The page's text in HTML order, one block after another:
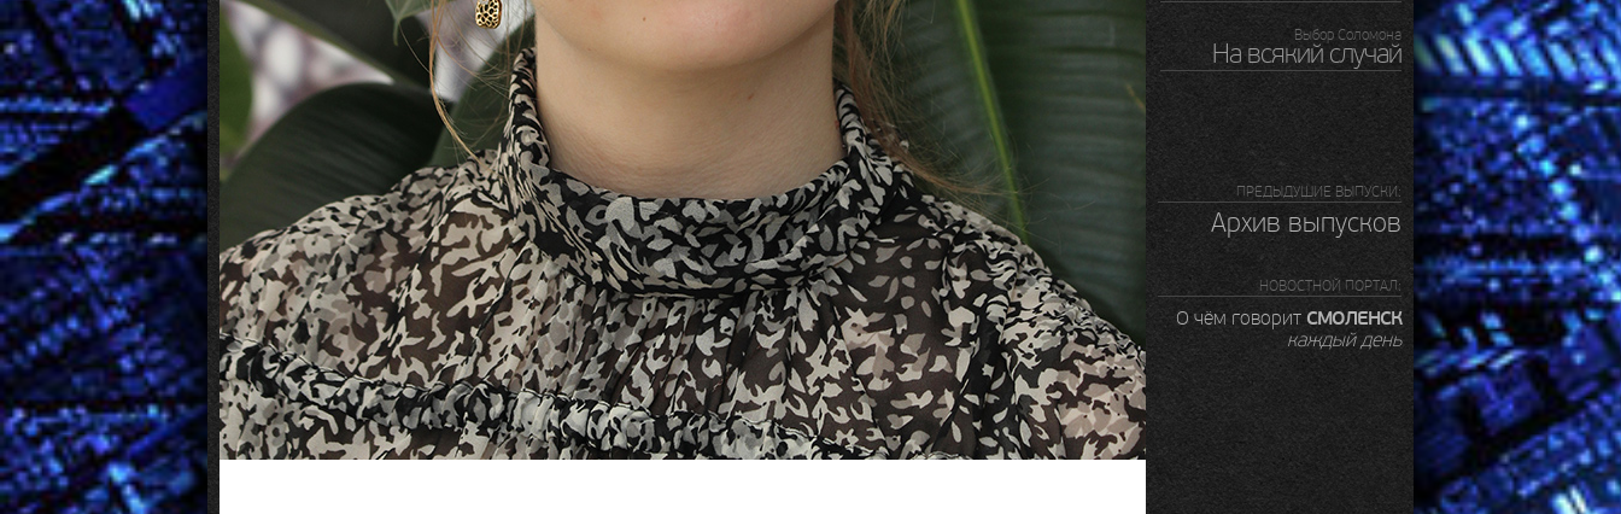
Выбор Соломона
На всякий случай
ПРЕДЫДУШИЕ ВЫПУСКИ:
Архив выпусков
НОВОСТНОЙ ПОРТАЛ:
О чём говорит СМОЛЕНСК
каждый день